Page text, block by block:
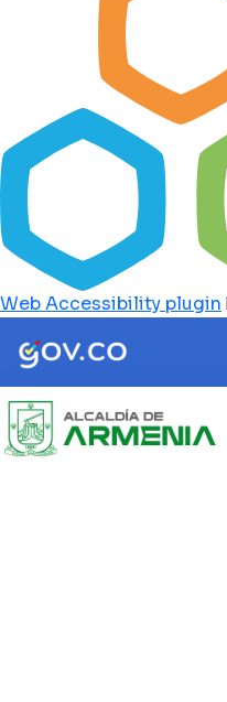
Web Accessibility plugin